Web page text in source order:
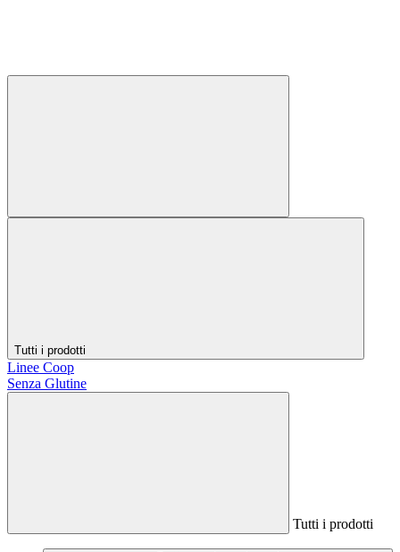
Tutti i prodotti
Linee Coop
Senza Glutine
Tutti i prodotti